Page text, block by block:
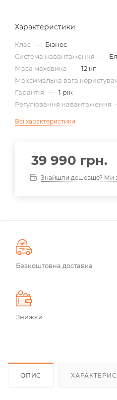
Характеристики
Клас — Бізнес
Система навантаження —
Маса маховика — 12 кг
Максимальна вага
Гарантія — 1 рік
Регулювання навантаження
Всі характеристики
39 990 грн.
Знайшли дешевше? Ми
Безкоштовна доставка
Знижки
ОПИС